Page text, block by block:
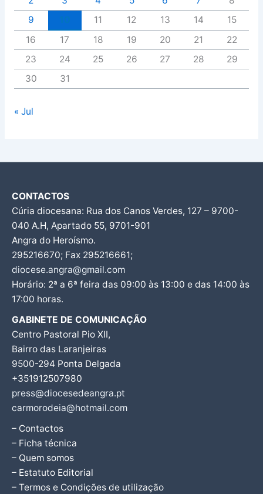
9
11 12 13 14
15
16
17 18 19 20 21
22
23
24 25 26 27 28
29
30
31
« Jul
CONTACTOS
Cúria diocesana: Rua dos Canos Verdes, 127 – 9700-
040 A.H, Apartado 55, 9701-901
Angra do Heroísmo.
295216670; Fax 295216661;
diocese.angra@gmail.com
Horário: 2ª a 6ª feira das 09:00 às 13:00 e das 14:00 às
17:00 horas.
GABINETE DE COMUNICAÇÃO
Centro Pastoral Pio XII,
Bairro das Laranjeiras
9500-294 Ponta Delgada
+351912507980
press@diocesedeangra.pt
carmorodeia@hotmail.com
– Contactos
– Ficha técnica
– Quem somos
– Estatuto Editorial
– Termos e Condições de utilização